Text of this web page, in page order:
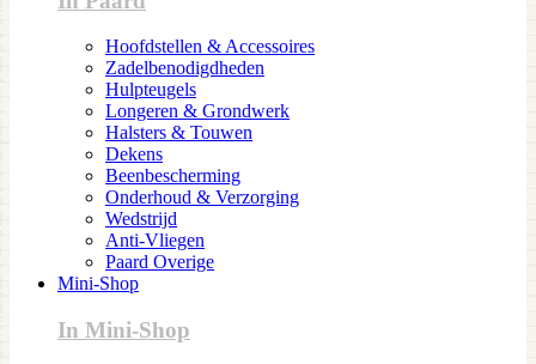
Hoofdstellen & Accessoires
Zadelbenodigdheden
Hulpteugels
Longeren & Grondwerk
Halsters & Touwen
Dekens
Beenbescherming
Onderhoud & Verzorging
Wedstrijd
Anti-Vliegen
Paard Overige
Mini-Shop
In Mini-Shop